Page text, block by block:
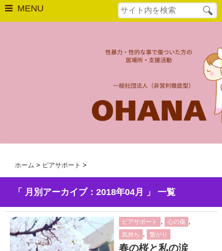
MENU
活動実績
安心できる居場所
カウンセリングとトラウマ回復プログラム
ホーム > ピアサポート >
「 月別アーカイブ：2018年04月 」 一覧
ピアサポート , 心の傷 ,
気持ち , 繋がり
春の桜と私の涙